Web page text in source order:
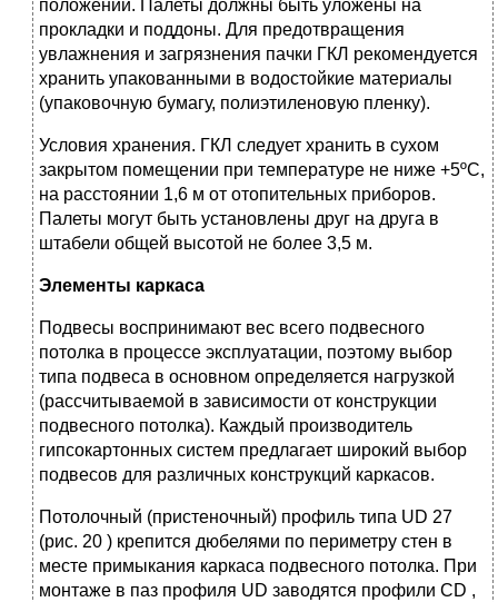
положении. Палеты должны быть уложены на
прокладки и поддоны. Для предотвращения
увлажнения и загрязнения пачки ГКЛ рекомендуется
хранить упакованными в водостойкие материалы
(упаковочную бумагу, полиэтиленовую пленку).
Условия хранения. ГКЛ следует хранить в сухом
закрытом помещении при температуре не ниже +5ºС,
на расстоянии 1,6 м от отопительных приборов.
Палеты могут быть установлены друг на друга в
штабели общей высотой не более 3,5 м.
Элементы каркаса
Подвесы воспринимают вес всего подвесного
потолка в процессе эксплуатации, поэтому выбор
типа подвеса в основном определяется нагрузкой
(рассчитываемой в зависимости от конструкции
подвесного потолка). Каждый производитель
гипсокартонных систем предлагает широкий выбор
подвесов для различных конструкций каркасов.
Потолочный (пристеночный) профиль типа UD 27
(рис. 20 ) крепится дюбелями по периметру стен в
месте примыкания каркаса подвесного потолка. При
монтаже в паз профиля UD заводятся профили CD ,